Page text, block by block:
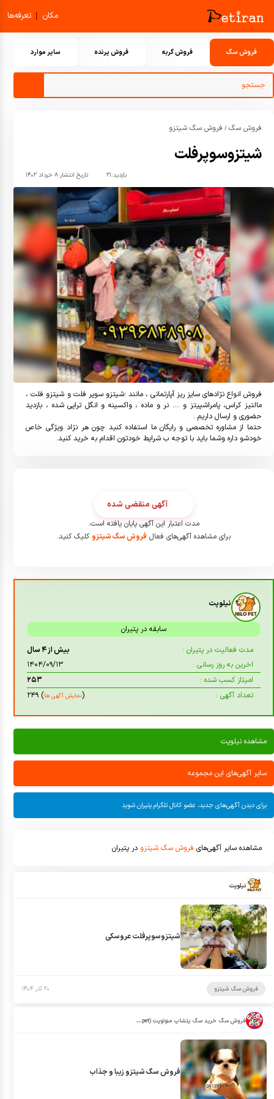
مکان | تعرفه‌ها
فروش سگ فروش گربه فروش پرنده سایر موارد
فروش سگ / فروش سگ شیتزو
شیتزوسوپرفلت
تاریخ انتشار:۸ خرداد ۱۴۰۲ بازدید:۲۱
مالتیز کراس، پامراشپیتز و .... نر و ماده ، واکسینه و انگل تراپی شده ، بازدید
حتما از مشاوره تخصصی و رایگان ما استفاده کنید چون هر نژاد ویژگی خاص
خودشو داره وشما باید با توجه ب شرایط خودتون اقدام به خرید کنید.
آگهی منقضی شده
مدت اعتبار این آگهی پایان یافته است.
برای مشاهده آگهی‌های فعال فروش سگ شیتزو کلیک کنید.
نیلوپت
سابقه در پتیران
مدت فعالیت در پتیران :
بیش از ۴ سال
اخرین به روز رسانی :
۱۴۰۴/۰۹/۱۳
امیتاز کسب شده :
۲۵۳
تعداد آگهی :
(نمایش آگهی ها) ۲۴۹
مشاهده نیلوپت
سایر آگهی‌های این مجموعه
برای دیدن آگهی‌های جدید، عضو کانال تلگرام پتیران شوید
مشاهده سایر آگهی‌های فروش سگ شیتزو در پتیران
نیلوپت
شیتزوسوپرفلت عروسکی
فروش سگ شیتزو ۲۰ آذر ۱۴۰۴
فروش سگ خرید سگ پتشاپ منوتوپت (manotopet)
فروش سگ شیتزو زیبا و جذاب